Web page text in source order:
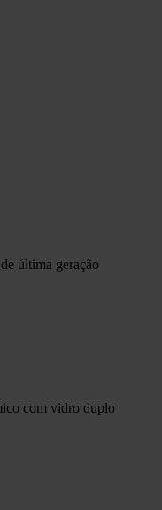
última geração
com vidro duplo